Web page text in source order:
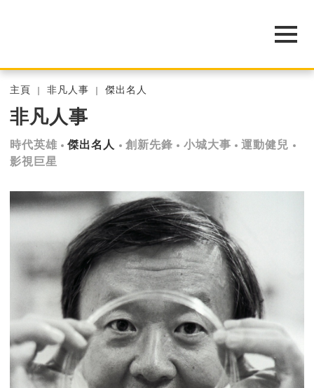
主頁 非凡人事 傑出名人
非凡人事
時代英雄 傑出名人 創新先鋒 小城大事
運動健兒
影視巨星